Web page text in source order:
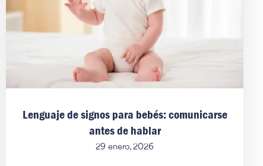
Lenguaje de signos para bebés: comunicarse
antes de hablar
29 enero, 2026